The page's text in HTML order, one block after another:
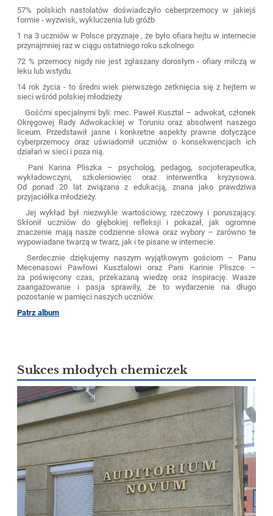
57% polskich nastolatów doświadczyło ceberprzemocy w jakiejś
formie - wyzwisk, wykluczenia lub gróźb
1 na 3 uczniów w Polsce przyznaje , że było ofiara hejtu w internecie
przynajmniej raz w ciągu ostatniego roku szkolnego
72 % przemocy nigdy nie jest zgłaszany dorosłym - ofiary milczą w
leku lub wstydu.
14 rok życia - to średni wiek pierwszego zetknięcia się z hejtem w
sieci wśród polskiej młodzieży
Gośćmi specjalnymi byli: mec. Paweł Kusztal – adwokat, członek
Okręgowej Rady Adwokackiej w Toruniu oraz absolwent naszego
liceum. Przedstawił jasne i konkretne aspekty prawne dotyczące
cyberprzemocy oraz uświadomił uczniów o konsekwencjach ich
działań w sieci i poza nią.
Pani Karina Pliszka – psycholog, pedagog, socjoterapeutka,
wykładowczyni, szkoleniowiec oraz interwentka kryzysowa.
Od ponad 20 lat związana z edukacją, znana jako prawdziwa
przyjaciółka młodzieży.
Jej wykład był niezwykle wartościowy, rzeczowy i poruszający.
Skłonił uczniów do głębokiej refleksji i pokazał, jak ogromne
znaczenie mają nasze codzienne słowa oraz wybory – zarówno te
wypowiadane twarzą w twarz, jak i te pisane w internecie.
Serdecznie dziękujemy naszym wyjątkowym gościom – Panu
Mecenasowi Pawłowi Kusztalowi oraz Pani Karinie Pliszce –
za poświęcony czas, przekazaną wiedzę oraz inspirację. Wasze
zaangażowanie i pasja sprawiły, że to wydarzenie na długo
pozostanie w pamięci naszych uczniów.
Patrz album
Sukces młodych chemiczek